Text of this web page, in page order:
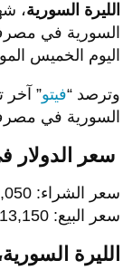
الليرة السورية،
السورية في
اليوم الخميس الموافق 2
وترصد “فيتو” آخر
السورية في
سعر الشراء: 13,050 ليرة.
سعر البيع: 13,150 ليرة.
الليرة